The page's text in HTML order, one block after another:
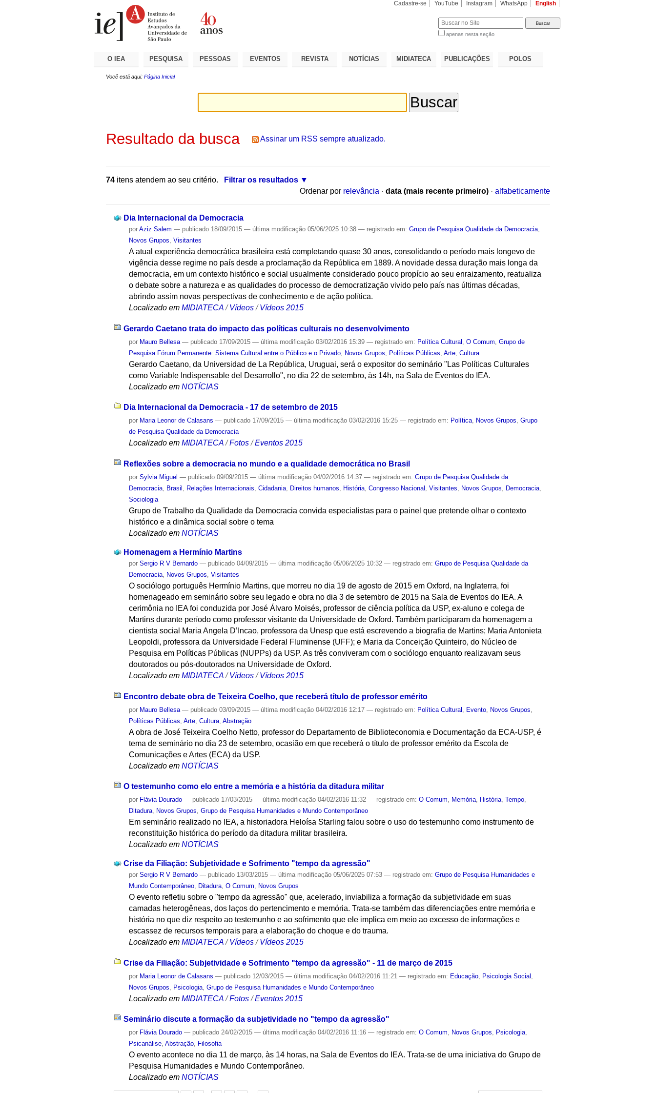
Cadastre-se YouTube Instagram WhatsApp English
apenas nesta seção
O IEA PESQUISA PESSOAS EVENTOS REVISTA NOTÍCIAS MIDIATECA PUBLICAÇÕES POLOS
Você está aqui: Página Inicial
Resultado da busca Assinar um RSS sempre atualizado.
74 itens atendem ao seu critério.
Filtrar os resultados
Ordenar por relevância · data (mais recente primeiro) · alfabeticamente
Dia Internacional da Democracia
porAziz Salem — publicado 18/09/2015— última modificação 05/06/2025 10:38— registrado em:Grupo de Pesquisa Qualidade da Democracia
Novos Grupos ,Visitantes
A atual experiência democrática brasileira está completando quase 30 anos, consolidando o período mais longevo de
vigência desse regime no país desde a proclamação da República em 1889. A novidade dessa duração mais longa da
democracia, em um contexto histórico e social usualmente considerado pouco propício ao seu enraizamento, reatualiza
o debate sobre a natureza e as qualidades do processo de democratização vivido pelo país nas últimas décadas,
abrindo assim novas perspectivas de conhecimento e de ação política.
Localizado em MIDIATECA /Vídeos /Vídeos 2015
Gerardo Caetano trata do impacto das políticas culturais no desenvolvimento
por Mauro Bellesa — publicado 17/09/2015— última modificação 03/02/2016 15:39— registrado em: Política Cultural ,O Comum ,Grupo de
Pesquisa Fórum Permanente: Sistema Cultural entre o Público e o Privado Novos Grupos Políticas Públicas ,Arte ,Cultura
Gerardo Caetano, da Universidad de La República, Uruguai, será o expositor do seminário "Las Políticas Culturales
como Variable Indispensable del Desarrollo", no dia 22 de setembro, às 14h, na Sala de Eventos do IEA.
Localizado em NOTÍCIAS
Dia Internacional da Democracia - 17 de setembro de 2015
por Maria Leonor de Calasans — publicado 17/09/2015— última modificação 03/02/2016 15:25— registrado em: Política, Novos Grupos,Grupo
de Pesquisa Qualidade da Democracia
Localizado em MIDIATECA /Fotos /Eventos 2015
Reflexões sobre a democracia no mundo e a qualidade democrática no Brasil
porSylvia Miguel — publicado 09/09/2015— última modificação 04/02/2016 14:37— registrado em:Grupo de Pesquisa Qualidade da
Democracia, Brasil , Relações Internacionais,Cidadania, Direitos humanos, História,Congresso Nacional ,Visitantes, Novos Grupos, Democracia,
Sociologia
Grupo de Trabalho da Qualidade da Democracia convida especialistas para o painel que pretende olhar o contexto
histórico e a dinâmica social sobre o tema
Localizado em NOTÍCIAS
Homenagem a Hermínio Martins
porSergio R V Bernardo — publicado 04/09/2015— última modificação 05/06/2025 10:32— registrado em:Grupo de Pesquisa Qualidade da
Democracia
Novos Grupos ,Visitantes
O sociólogo português Hermínio Martins, que morreu no dia 19 de agosto de 2015 em Oxford, na Inglaterra, foi
homenageado em seminário sobre seu legado e obra no dia 3 de setembro de 2015 na Sala de Eventos do IEA. A
cerimônia no IEA foi conduzida por José Álvaro Moisés, professor de ciência política da USP, ex-aluno e colega de
Martins durante período como professor visitante da Universidade de Oxford. Também participaram da homenagem a
cientista social Maria Angela D’Incao, professora da Unesp que está escrevendo a biografia de Martins; Maria Antonieta
Leopoldi, professora da Universidade Federal Fluminense (UFF); e Maria da Conceição Quinteiro, do Núcleo de
Pesquisa em Políticas Públicas (NUPPs) da USP. As três conviveram com o sociólogo enquanto realizavam seus
doutorados ou pós-doutorados na Universidade de Oxford.
Localizado em MIDIATECA /Vídeos /Vídeos 2015
Encontro debate obra de Teixeira Coelho, que receberá título de professor emérito
por Mauro Bellesa — publicado 03/09/2015— última modificação 04/02/2016 12:17— registrado em: Política Cultural Evento Novos Grupos
Políticas Públicas ,Arte ,Cultura ,Abstração
A obra de José Teixeira Coelho Netto, professor do Departamento de Biblioteconomia e Documentação da ECA-USP, é
tema de seminário no dia 23 de setembro, ocasião em que receberá o título de professor emérito da Escola de
Comunicações e Artes (ECA) da USP.
Localizado em NOTÍCIAS
O testemunho como elo entre a memória e a história da ditadura militar
por Flávia Dourado — publicado 17/03/2015— última modificação 04/02/2016 11:32— registrado em:O Comum, Memória, História,Tempo,
Ditadura, Novos Grupos,Grupo de Pesquisa Humanidades e Mundo Contemporâneo
Em seminário realizado no IEA, a historiadora Heloísa Starling falou sobre o uso do testemunho como instrumento de
reconstituição histórica do período da ditadura militar brasileira.
Localizado em NOTÍCIAS
Crise da Filiação: Subjetividade e Sofrimento "tempo da agressão"
porSergio R V Bernardo — publicado 13/03/2015— última modificação 05/06/2025 07:53— registrado em:Grupo de Pesquisa Humanidades e
Mundo Contemporâneo
Ditadura ,O Comum Novos Grupos
O evento refletiu sobre o "tempo da agressão" que, acelerado, inviabiliza a formação da subjetividade em suas
camadas heterogêneas, dos laços do pertencimento e memória. Trata-se também das diferenciações entre memória e
história no que diz respeito ao testemunho e ao sofrimento que ele implica em meio ao excesso de informações e
escassez de recursos temporais para a elaboração do choque e do trauma.
Localizado em MIDIATECA /Vídeos /Vídeos 2015
Crise da Filiação: Subjetividade e Sofrimento "tempo da agressão" - 11 de março de 2015
por Maria Leonor de Calasans — publicado 12/03/2015— última modificação 04/02/2016 11:21— registrado em: Educação Psicologia Social
Novos Grupos
Psicologia ,Grupo de Pesquisa Humanidades e Mundo Contemporâneo
Localizado em MIDIATECA /Fotos /Eventos 2015
Seminário discute a formação da subjetividade no "tempo da agressão"
por Flávia Dourado — publicado 24/02/2015— última modificação 04/02/2016 11:16— registrado em:O Comum, Novos Grupos, Psicologia,
Psicanálise,Abstração, Filosofia
O evento acontece no dia 11 de março, às 14 horas, na Sala de Eventos do IEA. Trata-se de uma iniciativa do Grupo de
Pesquisa Humanidades e Mundo Contemporâneo.
Localizado em NOTÍCIAS